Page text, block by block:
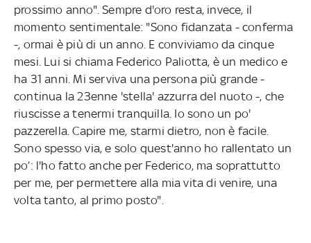
prossimo anno". Sempre d'oro resta, invece, il
momento sentimentale: "Sono fidanzata - conferma
-, ormai è più di un anno. E conviviamo da cinque
mesi. Lui si chiama Federico Paliotta, è un medico e
ha 31 anni. Mi serviva una persona più grande -
continua la 23enne 'stella' azzurra del nuoto -, che
riuscisse a tenermi tranquilla. Io sono un po'
pazzerella. Capire me, starmi dietro, non è facile.
Sono spesso via, e solo quest'anno ho rallentato un
po’: l'ho fatto anche per Federico, ma soprattutto
per me, per permettere alla mia vita di venire, una
volta tanto, al primo posto".